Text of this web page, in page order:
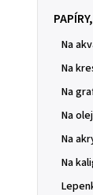
Na
Na
Na
Na
Na
Na